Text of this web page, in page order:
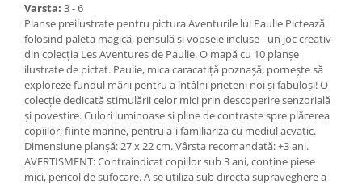
Varsta: 3 - 6
Planse preilustrate pentru pictura Aventurile lui Paulie Pictează
folosind paleta magică, pensulă și vopsele incluse - un joc creativ
din colecția Les Aventures de Paulie. O mapă cu 10 planșe
ilustrate de pictat. Paulie, mica caracatiță poznașă, pornește să
exploreze fundul mării pentru a întâlni prieteni noi și fabuloși! O
colecție dedicată stimulării celor mici prin descoperire senzorială
și povestire. Culori luminoase si pline de contraste spre plăcerea
copiilor, ființe marine, pentru a-i familiariza cu mediul acvatic.
Dimensiune planșă: 27 x 22 cm. Vârsta recomandată: +3 ani.
AVERTISMENT: Contraindicat copiilor sub 3 ani, conține piese
mici, pericol de sufocare. A se utiliza sub directa supraveghere a